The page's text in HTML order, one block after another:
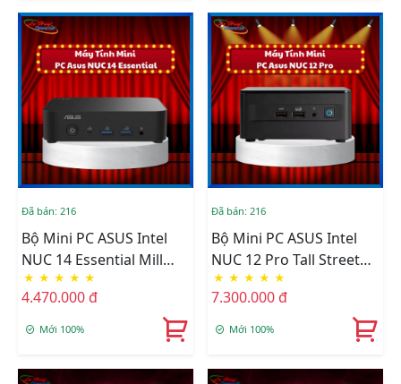
5060/Win11)
(RNUC13ANHI300000I) -
Chưa Bao Gồm SSD &
RAM
Đã bán: 216
Bộ Mini PC ASUS Intel
NUC 14 Essential Mill
Canyon N97
RNUC14MNK9700000
(Intel Alder Lake N97,
★ ★ ★ ★ ★
4.470.000 đ
Mới 100%
Đã bán: 216
Bộ Mini PC ASUS Intel
NUC 12 Pro Tall Street
Canyon I3-1220P
RNUC12WSHI300000I
★ ★ ★ ★ ★
7.300.000 đ
Mới 100%